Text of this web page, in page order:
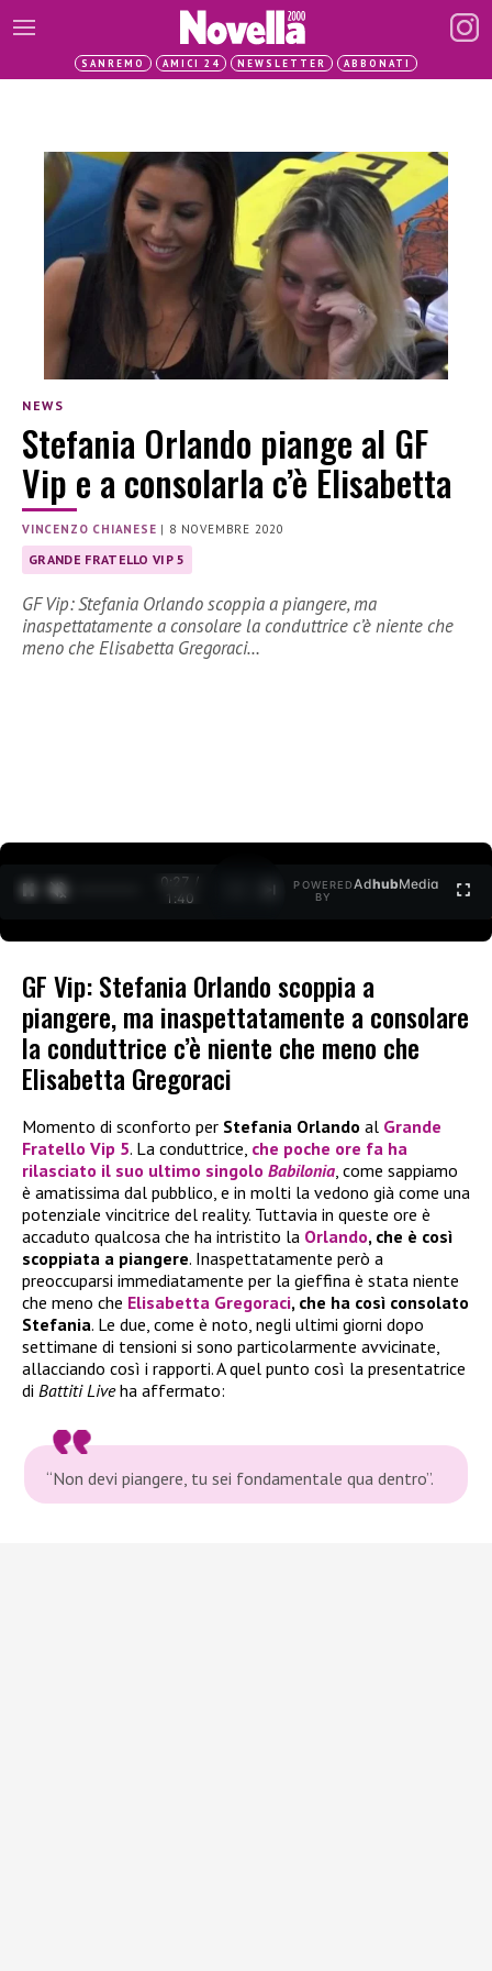
SANREMO AMICI 24 NEWSLETTER ABBONATI
NEWS
Stefania Orlando piange al GF
Vip e a consolarla c’è Elisabetta
VINCENZO CHIANESE | 8 NOVEMBRE 2020
GRANDE FRATELLO VIP 5
GF Vip: Stefania Orlando scoppia a piangere, ma
inaspettatamente a consolare la conduttrice c’è niente che
meno che Elisabetta Gregoraci…
0:27 /
1:40
POWERED
BY
AdhubMedia
GF Vip: Stefania Orlando scoppia a
piangere, ma inaspettatamente a consolare
la conduttrice c’è niente che meno che
Elisabetta Gregoraci
Momento di sconforto per Stefania Orlando al Grande
Fratello Vip 5. La conduttrice, che poche ore fa ha
rilasciato il suo ultimo singolo Babilonia, come sappiamo
è amatissima dal pubblico, e in molti la vedono già come una
potenziale vincitrice del reality. Tuttavia in queste ore è
accaduto qualcosa che ha intristito la Orlando, che è così
scoppiata a piangere. Inaspettatamente però a
preoccuparsi immediatamente per la gieffina è stata niente
che meno che Elisabetta Gregoraci, che ha così consolato
Stefania. Le due, come è noto, negli ultimi giorni dopo
settimane di tensioni si sono particolarmente avvicinate,
allacciando così i rapporti. A quel punto così la presentatrice
di Battiti Liveha affermato:
“Non devi piangere, tu sei fondamentale qua dentro”.